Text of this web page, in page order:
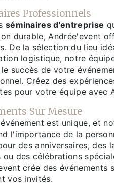
Professionnels
séminaires d'entreprise
durable, Andrée'event
De la sélection du lieu
logistique, notre
succès de votre
Créez des
pour votre équipe avec
Sur Mesure
est unique, et
l'importance de la
des anniversaires, des
ou des célébrations
crée des événements
vos invités.